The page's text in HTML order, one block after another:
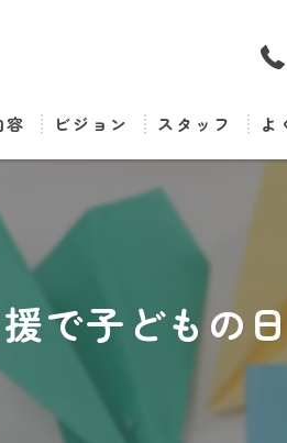
容 ビジョン スタッフ よ
で子どもの